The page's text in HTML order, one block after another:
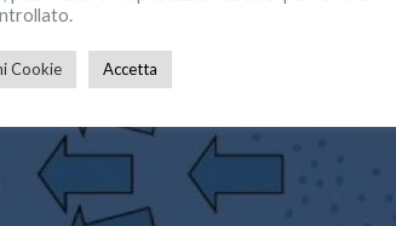
Cookie Accetta